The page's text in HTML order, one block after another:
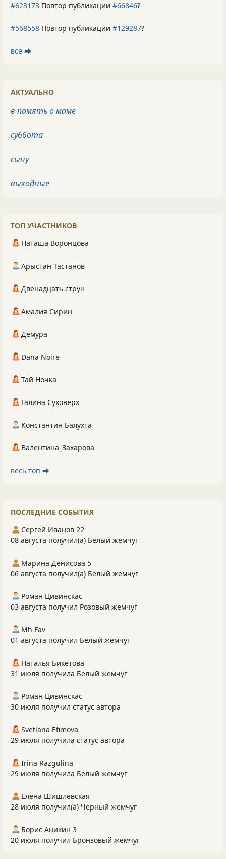
#623173 Повтор публикации #66846?
#568558 Повтор публикации #129287?
все ⮕
АКТУАЛЬНО
в память о маме
суббота
сыну
выходные
ТОП УЧАСТНИКОВ
Наташа Воронцова
Арыстан Тастанов
Двенадцать струн
Амалия Сирин
Демура
Dana Noire
Тай Ночка
Галина Суховерх
Константин Балухта
Валентина_Захарова
весь топ ⮕
ПОСЛЕДНИЕ СОБЫТИЯ
Сергей Иванов 22
08 августа получил(а) Белый жемчуг
Марина Денисова 5
06 августа получил(а) Белый жемчуг
Роман Цивинскас
03 августа получил Розовый жемчуг
Mh Fav
01 августа получил Белый жемчуг
Наталья Бикетова
31 июля получила Белый жемчуг
Роман Цивинскас
30 июля получил статус автора
Svetlana Efimova
29 июля получила статус автора
Irina Razgulina
29 июля получила Белый жемчуг
Елена Шишлевская
28 июля получил(а) Черный жемчуг
Борис Аникин 3
20 июля получил Бронзовый жемчуг